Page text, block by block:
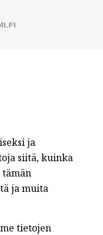
ja
siitä, kuinka
tämän
ja muita
tietojen